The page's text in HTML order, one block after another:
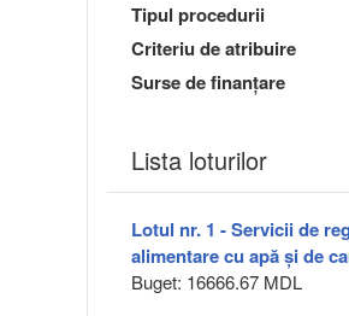
Tipul procedurii
Criteriu de atribuire
Surse de finanțare
Lista loturilor
Lotul nr. 1 - Servicii de
alimentare cu apă şi de
Buget: 16666.67 MDL